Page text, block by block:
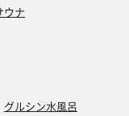
ウナ
グルシン水風呂